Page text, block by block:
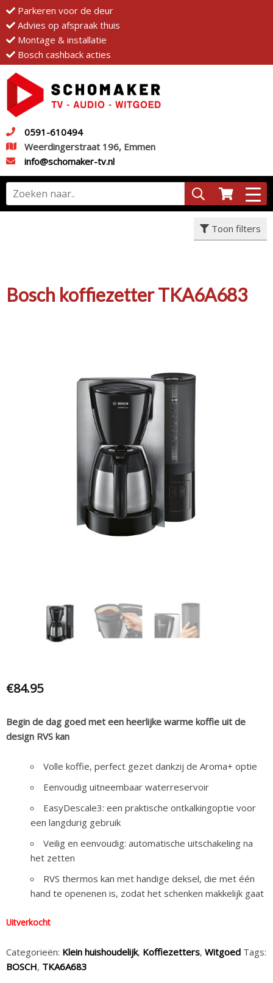
Parkeren voor de deur
Advies op afspraak thuis
Montage & installatie
Bosch cashback acties
0591-610494
Weerdingerstraat 196, Emmen
info@schomaker-tv.nl
Toon filters
Bosch koffiezetter TKA6A683
€84.95
Begin de dag goed met een heerlijke warme koffie uit de
design RVS kan
Volle koffie, perfect gezet dankzij de Aroma+ optie
Eenvoudig uitneembaar waterreservoir
EasyDescale3: een praktische ontkalkingoptie voor
een langdurig gebruik
Veilig en eenvoudig: automatische uitschakeling na
het zetten
RVS thermos kan met handige deksel, die met één
hand te openenen is, zodat het schenken makkelijk gaat
Uitverkocht
Categorieën: Klein huishoudelijk, Koffiezetters, Witgoed Tags:
BOSCH, TKA6A683